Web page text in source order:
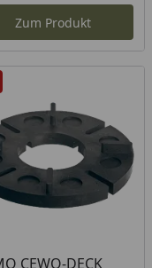
Zum Produkt
CEWO-DECK